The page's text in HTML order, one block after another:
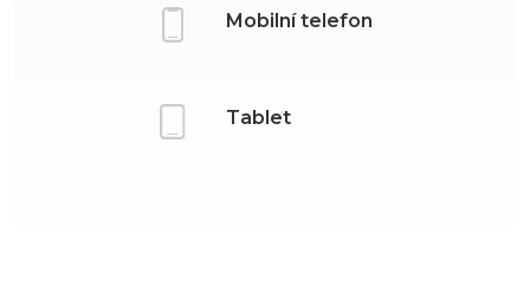
Mobilní telefon
Tablet